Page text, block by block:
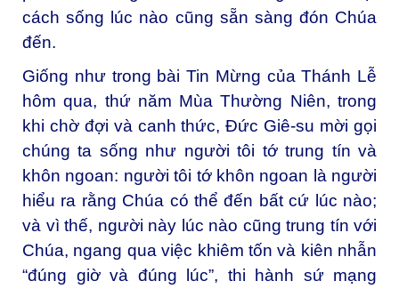
cách sống lúc nào cũng sẵn sàng đón Chúa
đến.
Giống như trong bài Tin Mừng của Thánh Lễ
hôm qua, thứ năm Mùa Thường Niên, trong
khi chờ đợi và canh thức, Đức Giê-su mời gọi
chúng ta sống như người tôi tớ trung tín và
khôn ngoan: người tôi tớ khôn ngoan là người
hiểu ra rằng Chúa có thể đến bất cứ lúc nào;
và vì thế, người này lúc nào cũng trung tín với
Chúa, ngang qua việc khiêm tốn và kiên nhẫn
“đúng giờ và đúng lúc”, thi hành sứ mạng